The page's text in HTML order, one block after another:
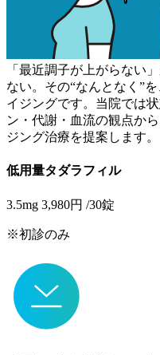
「最近調子が上がらない
ない。その“なんとなく”
イジングです。当院では
ン・代謝・血流の観点か
ジング治療を提案します。
低用量タダラフィル
3.5mg 3,980円 /30錠
※初診のみ